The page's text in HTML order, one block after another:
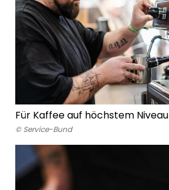
Für Kaffee auf höchstem Niveau
© Service-Bund